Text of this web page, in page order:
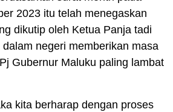
2023 itu telah menegaskan
dikutip oleh Ketua Panja tadi
negeri memberikan masa
Gubernur Maluku paling lambat
kita berharap dengan proses